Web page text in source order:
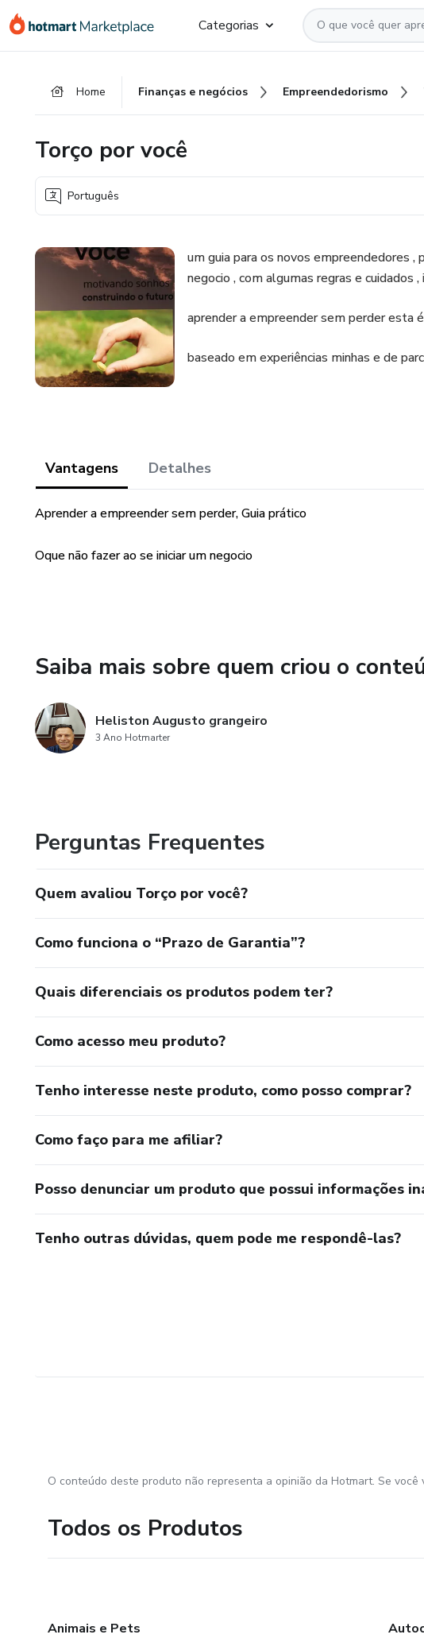
para
para
para
Categorias
Home Finanças e negócios Empreendedorismo
Torço por você
Português
um guia para os novos empreendedores
negocio , com algumas regras e cuidados
aprender a empreender sem perder esta
baseado em experiências minhas e de
Vantagens Detalhes
Aprender a empreender sem perder, Guia prático
Oque não fazer ao se iniciar um negocio
Saiba mais sobre quem criou o
Heliston Augusto grangeiro
3 Ano Hotmarter
Perguntas Frequentes
Quem avaliou Torço por você?
Como funciona o “Prazo de Garantia”?
Quais diferenciais os produtos podem ter?
Como acesso meu produto?
Tenho interesse neste produto, como posso comprar?
Como faço para me afiliar?
Posso denunciar um produto que possui informações
Tenho outras dúvidas, quem pode me respondê-las?
O conteúdo deste produto não representa a opinião da Hotmart. Se você
Todos os Produtos
Animais e Pets